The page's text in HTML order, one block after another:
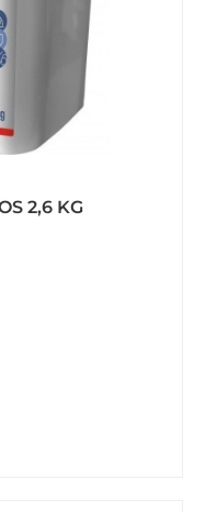
2,6 KG